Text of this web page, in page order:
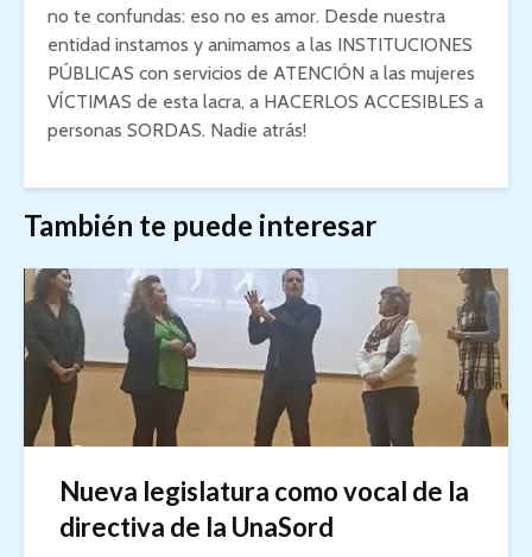
no te confundas: eso no es amor. Desde nuestra
entidad instamos y animamos a las INSTITUCIONES
PÚBLICAS con servicios de ATENCIÓN a las mujeres
VÍCTIMAS de esta lacra, a HACERLOS ACCESIBLES a
personas SORDAS. Nadie atrás!
También te puede interesar
Nueva legislatura como vocal de la
directiva de la UnaSord